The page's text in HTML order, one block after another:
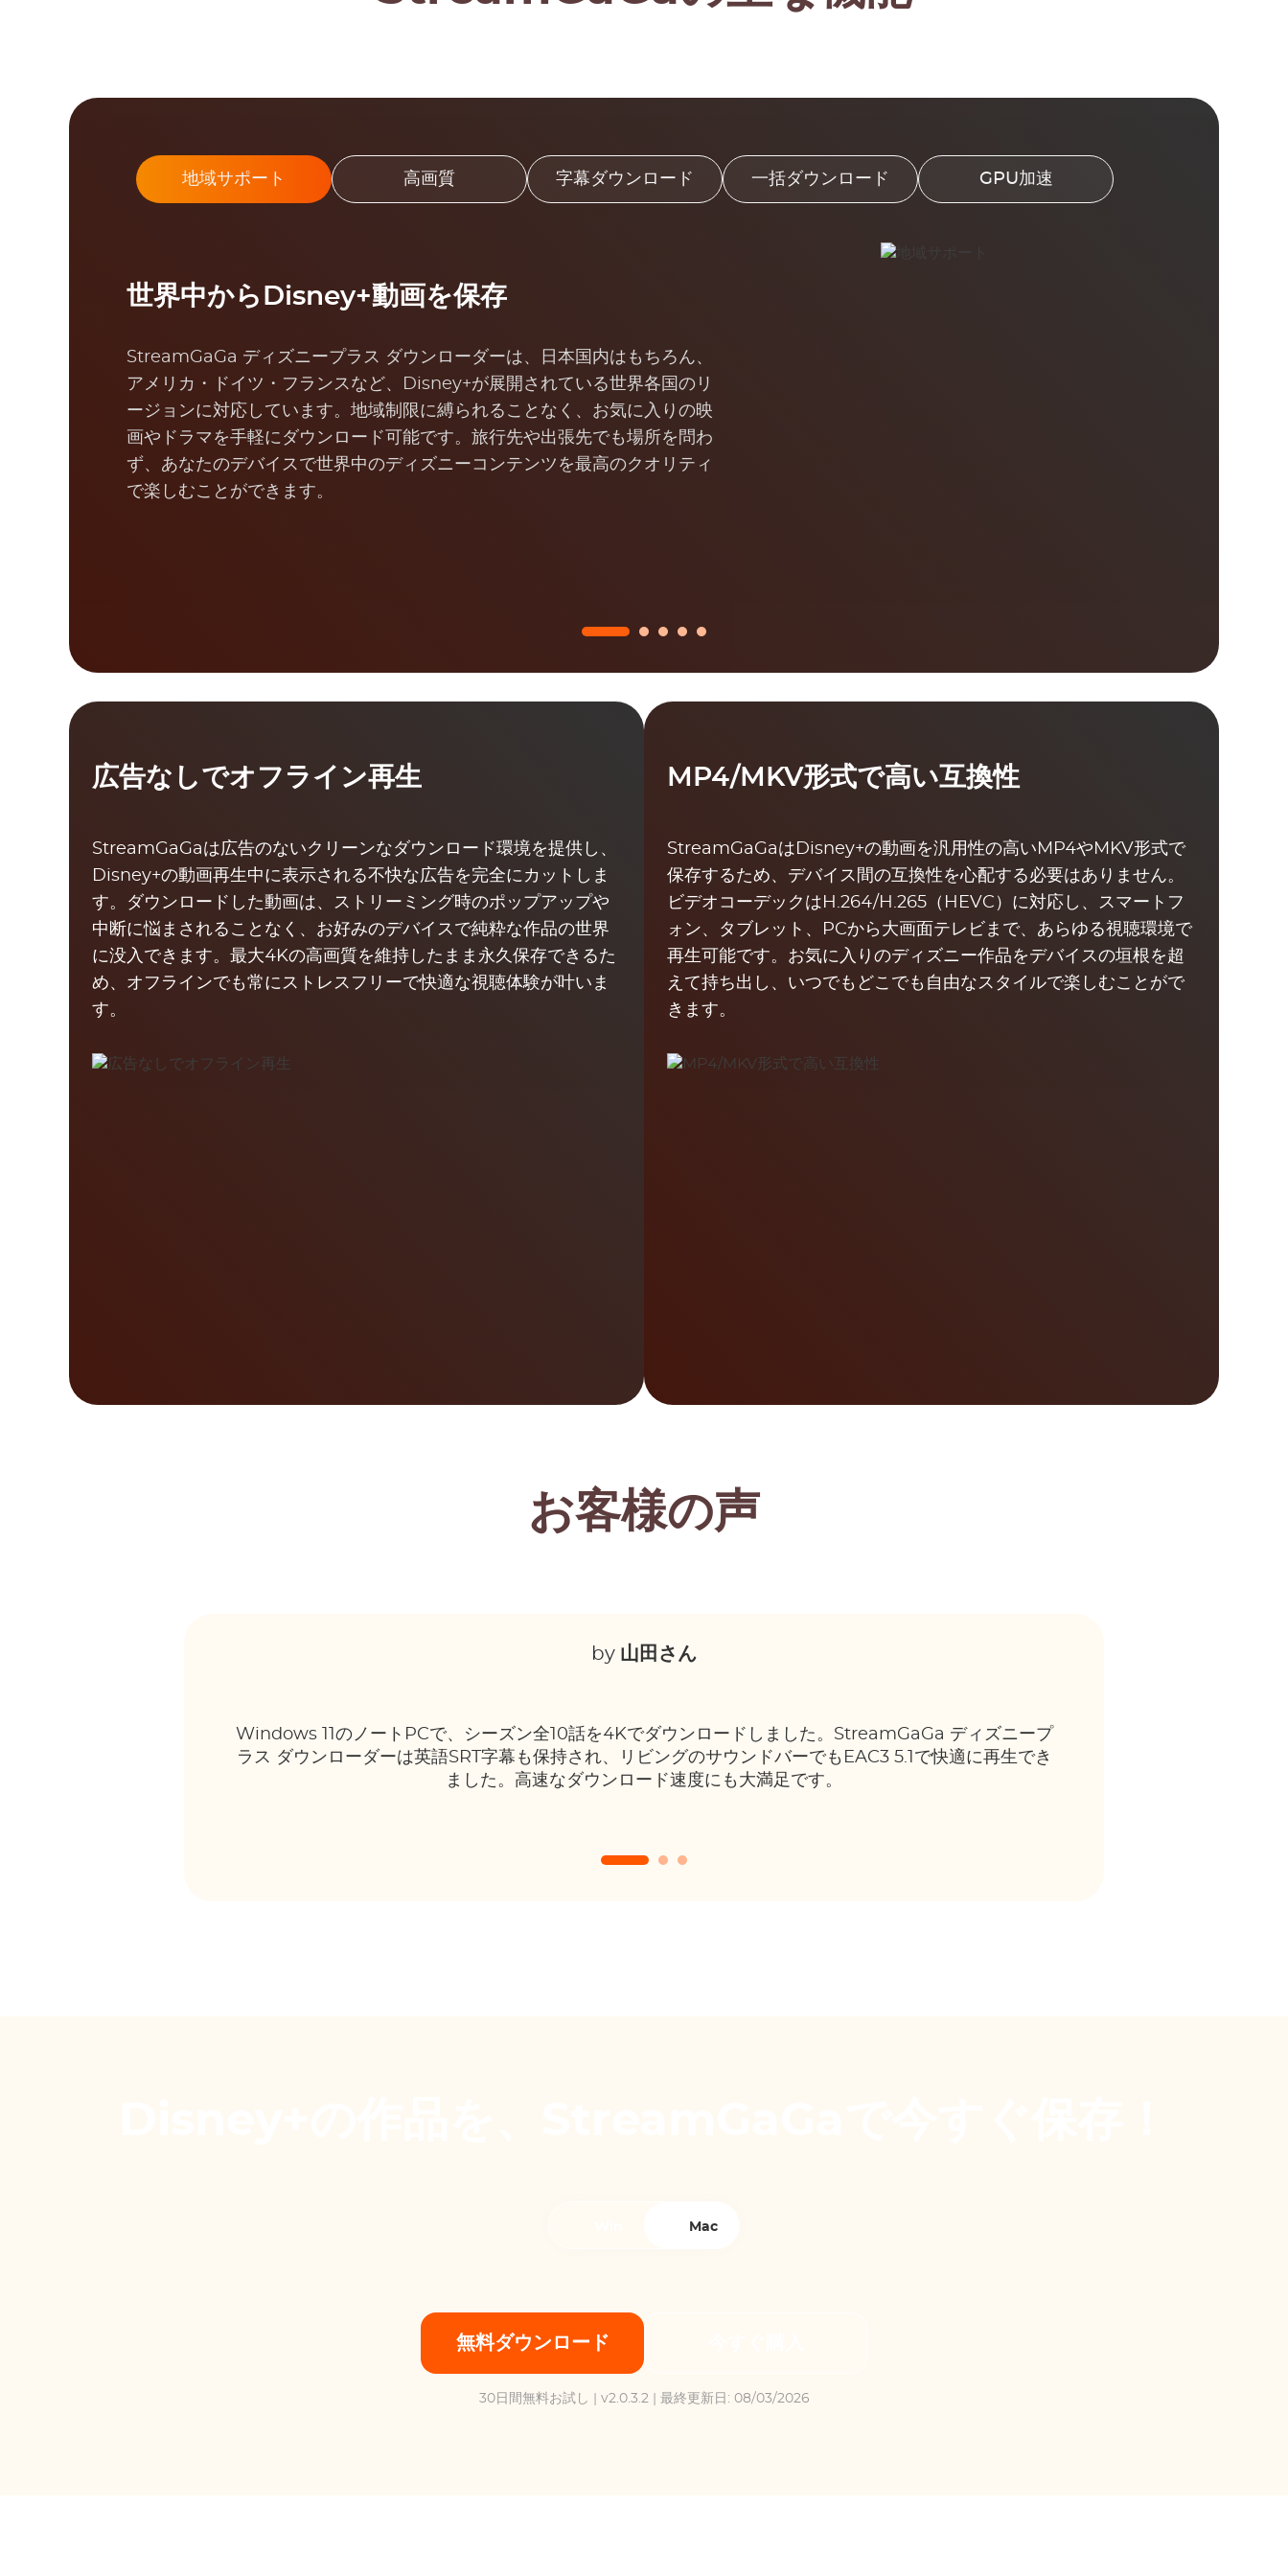
地域サポート 高画質 字幕ダウンロード 一括ダウンロード GPU加速
世界中からDisney+動画を保存
StreamGaGa ディズニープラス ダウンローダーは、日本国内はもちろん、
アメリカ・ドイツ・フランスなど、Disney+が展開されている世界各国のリ
ージョンに対応しています。地域制限に縛られることなく、お気に入りの映
画やドラマを手軽にダウンロード可能です。旅行先や出張先でも場所を問わ
ず、あなたのデバイスで世界中のディズニーコンテンツを最高のクオリティ
で楽しむことができます。
広告なしでオフライン再生
StreamGaGaは広告のないクリーンなダウンロード環境を提供し、
Disney+の動画再生中に表示される不快な広告を完全にカットしま
す。ダウンロードした動画は、ストリーミング時のポップアップや
中断に悩まされることなく、お好みのデバイスで純粋な作品の世界
に没入できます。最大4Kの高画質を維持したまま永久保存できるた
め、オフラインでも常にストレスフリーで快適な視聴体験が叶いま
す。
MP4/MKV形式で高い互換性
StreamGaGaはDisney+の動画を汎用性の高いMP4やMKV形式で
保存するため、デバイス間の互換性を心配する必要はありません。
ビデオコーデックはH.264/H.265（HEVC）に対応し、スマートフ
ォン、タブレット、PCから大画面テレビまで、あらゆる視聴環境で
再生可能です。お気に入りのディズニー作品をデバイスの垣根を超
えて持ち出し、いつでもどこでも自由なスタイルで楽しむことがで
きます。
お客様の声
by 山田さん
Windows 11のノートPCで、シーズン全10話を4Kでダウンロードしました。StreamGaGa ディズニープ
ラス ダウンローダーは英語SRT字幕も保持され、リビングのサウンドバーでもEAC3 5.1で快適に再生でき
ました。高速なダウンロード速度にも大満足です。
Mac
無料ダウンロード
30日間無料お試し | v2.0.3.2 | 最終更新日: 08/03/2026